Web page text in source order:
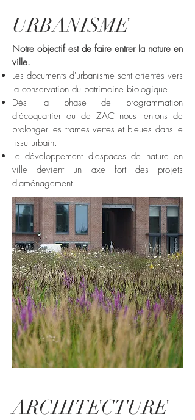
URBANISME
Notre objectif est de faire entrer la nature en
ville.
Les documents d'urbanisme sont orientés vers
la conservation du patrimoine biologique.
Dès la phase de programmation
d'écoquartier ou de ZAC nous tentons de
prolonger les trames vertes et bleues dans le
tissu urbain.
Le développement d'espaces de nature en
ville devient un axe fort des projets
d'aménagement.
ARCHITECTURE